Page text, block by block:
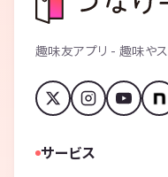
趣味友アプリ - 趣味やス
サービス